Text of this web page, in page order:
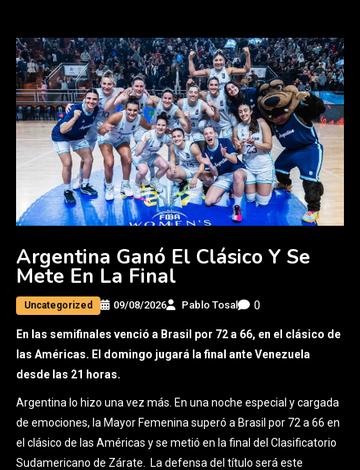
Argentina Ganó El Clásico Y Se
Mete En La Final
Uncategorized 09/08/2026 Pablo Tosal 0
En las semifinales venció a Brasil por 72 a 66, en el clásico de
las Américas. El domingo jugará la final ante Venezuela
desde las 21 horas.
Argentina lo hizo una vez más. En una noche especial y cargada
de emociones, la Mayor Femenina superó a Brasil por 72 a 66 en
el clásico de las Américas y se metió en la final del Clasificatorio
Sudamericano de Zárate. La defensa del título será este